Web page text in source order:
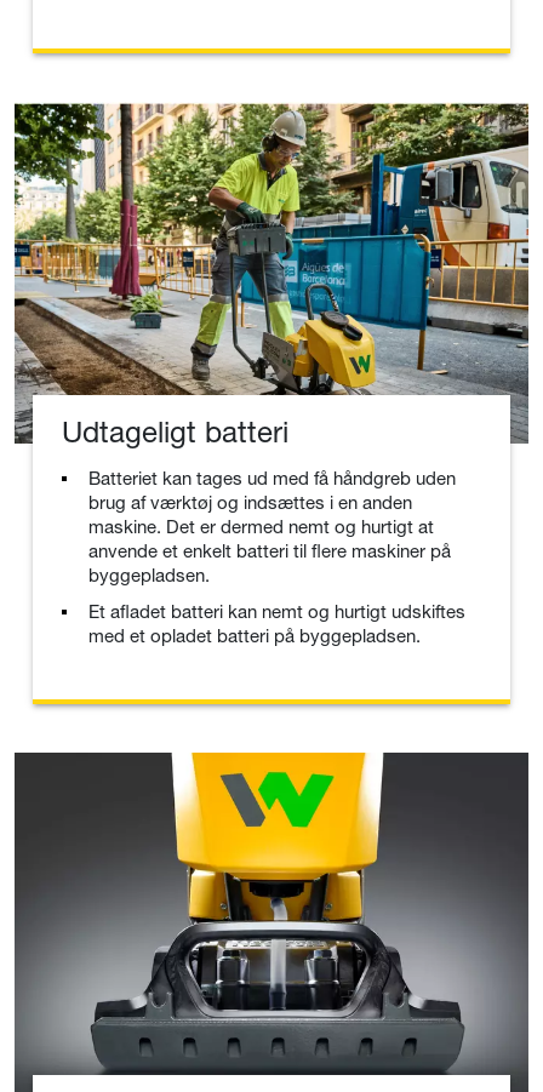
Udtageligt batteri
Batteriet kan tages ud med få håndgreb uden
brug af værktøj og indsættes i en anden
maskine. Det er dermed nemt og hurtigt at
anvende et enkelt batteri til flere maskiner på
byggepladsen.
Et afladet batteri kan nemt og hurtigt udskiftes
med et opladet batteri på byggepladsen.